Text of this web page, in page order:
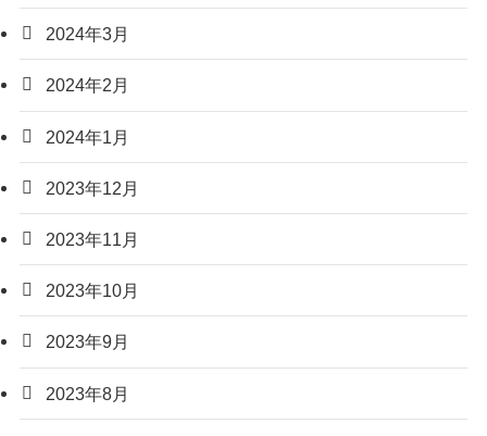
2024年3月
2024年2月
2024年1月
2023年12月
2023年11月
2023年10月
2023年9月
2023年8月